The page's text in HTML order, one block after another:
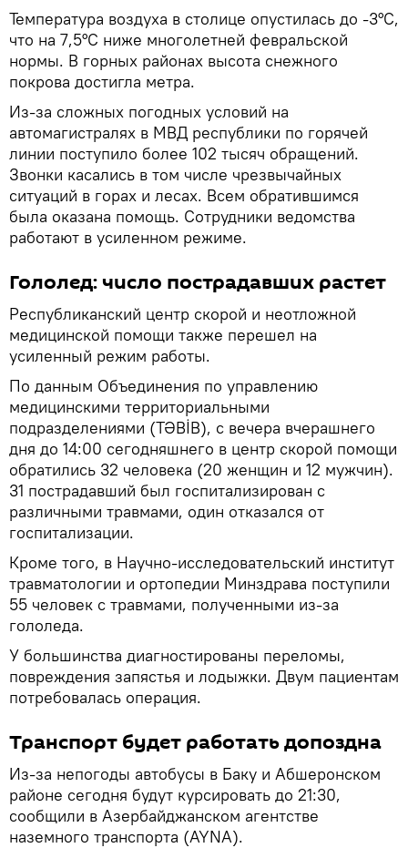
Температура воздуха в столице опустилась до -3°С,
что на 7,5°С ниже многолетней февральской
нормы. В горных районах высота снежного
покрова достигла метра.
Из-за сложных погодных условий на
автомагистралях в МВД республики по горячей
линии поступило более 102 тысяч обращений.
Звонки касались в том числе чрезвычайных
ситуаций в горах и лесах. Всем обратившимся
была оказана помощь. Сотрудники ведомства
работают в усиленном режиме.
Гололед: число пострадавших растет
Республиканский центр скорой и неотложной
медицинской помощи также перешел на
усиленный режим работы.
По данным Объединения по управлению
медицинскими территориальными
подразделениями (TƏBİB), с вечера вчерашнего
дня до 14:00 сегодняшнего в центр скорой помощи
обратились 32 человека (20 женщин и 12 мужчин).
31 пострадавший был госпитализирован с
различными травмами, один отказался от
госпитализации.
Кроме того, в Научно-исследовательский институт
травматологии и ортопедии Минздрава поступили
55 человек с травмами, полученными из-за
гололеда.
У большинства диагностированы переломы,
повреждения запястья и лодыжки. Двум пациентам
потребовалась операция.
Транспорт будет работать допоздна
Из-за непогоды автобусы в Баку и Абшеронском
районе сегодня будут курсировать до 21:30,
сообщили в Азербайджанском агентстве
наземного транспорта (AYNA).